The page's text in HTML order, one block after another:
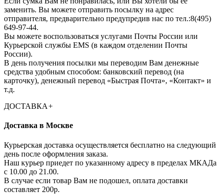
заменить. Вы можете отправить посылку на адрес
отправителя, предварительно предупредив нас по тел.:8(495)
649-97-44.
Вы можете воспользоваться услугами Почты России или
Курьерской службы EMS (в каждом отделении Почты
России).
В день получения посылки мы переводим Вам денежные
средства удобным способом: банковский перевод (на
карточку), денежный перевод «Быстрая Почта», «Контакт» и
т.д.
ДОСТАВКА+
Доставка в Москве
Курьерская доставка осуществляется бесплатно на следующий
день после оформления заказа.
Наш курьер приедет по указанному адресу в пределах МКАДа
с 10.00 до 21.00.
В случае если товар Вам не подошел, оплата доставки
составляет 200р.